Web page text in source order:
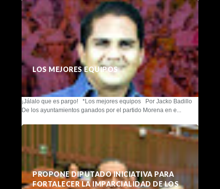
LOS MEJORES EQUIPOS
¡Jálalo que es pargo! *Los mejores equipos Por Jacko Badillo
De los ayuntamientos ganados por el partido Morena en e...
PROPONE DIPUTADO INICIATIVA PARA
FORTALECER LA IMPARCIALIDAD DE LOS